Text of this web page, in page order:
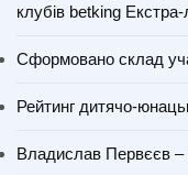
клубів betking Екстра-
Сформовано склад
Рейтинг дитячо-
Владислав Первєєв –